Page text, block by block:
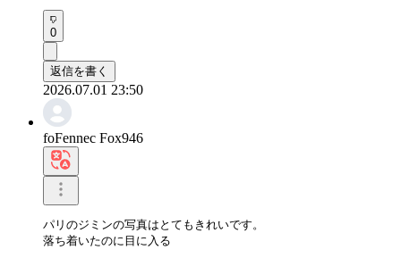
0
返信を書く
2026.07.01 23:50
foFennec Fox946
パリのジミンの写真はとてもきれいです。
落ち着いたのに目に入る